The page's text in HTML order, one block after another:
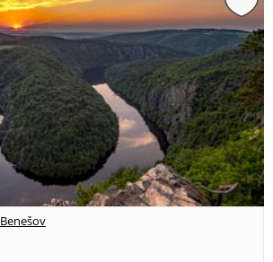
Benešov